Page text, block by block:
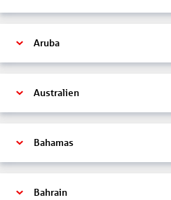
Aruba
Australien
Bahamas
Bahrain